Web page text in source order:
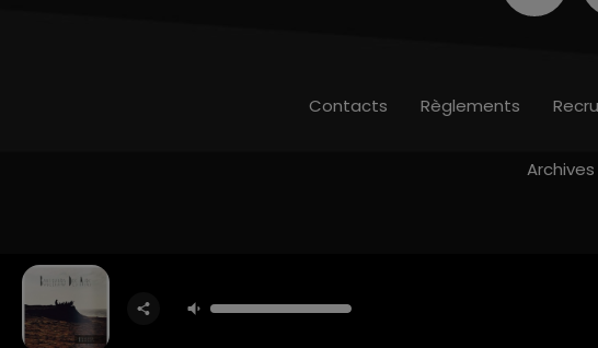
Contacts Règlements
Archives